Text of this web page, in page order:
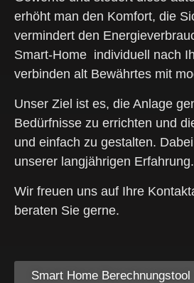
erhöht man den Komfort, die
vermindert den
Smart-Home individuell nach
verbinden alt Bewährtes mit
Unser Ziel ist es, die Anlage
Bedürfnisse zu errichten und
und einfach zu gestalten.
unserer langjährigen Erfahrung.
Wir freuen uns auf Ihre
beraten Sie gerne.
Smart Home Berechnungstool